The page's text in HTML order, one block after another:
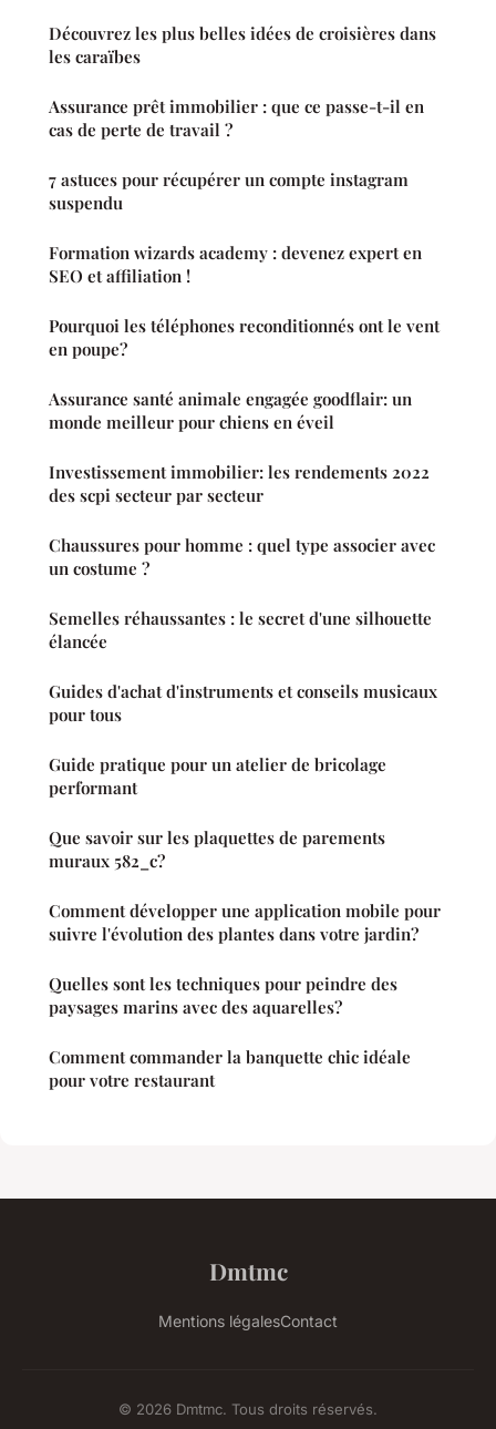
Découvrez les plus belles idées de croisières dans
les caraïbes
Assurance prêt immobilier : que ce passe-t-il en
cas de perte de travail ?
7 astuces pour récupérer un compte instagram
suspendu
Formation wizards academy : devenez expert en
SEO et affiliation !
Pourquoi les téléphones reconditionnés ont le vent
en poupe?
Assurance santé animale engagée goodflair: un
monde meilleur pour chiens en éveil
Investissement immobilier: les rendements 2022
des scpi secteur par secteur
Chaussures pour homme : quel type associer avec
un costume ?
Semelles réhaussantes : le secret d'une silhouette
élancée
Guides d'achat d'instruments et conseils musicaux
pour tous
Guide pratique pour un atelier de bricolage
performant
Que savoir sur les plaquettes de parements
muraux 582_c?
Comment développer une application mobile pour
suivre l'évolution des plantes dans votre jardin?
Quelles sont les techniques pour peindre des
paysages marins avec des aquarelles?
Comment commander la banquette chic idéale
pour votre restaurant
Dmtmc
Mentions légalesContact
© 2026 Dmtmc. Tous droits réservés.